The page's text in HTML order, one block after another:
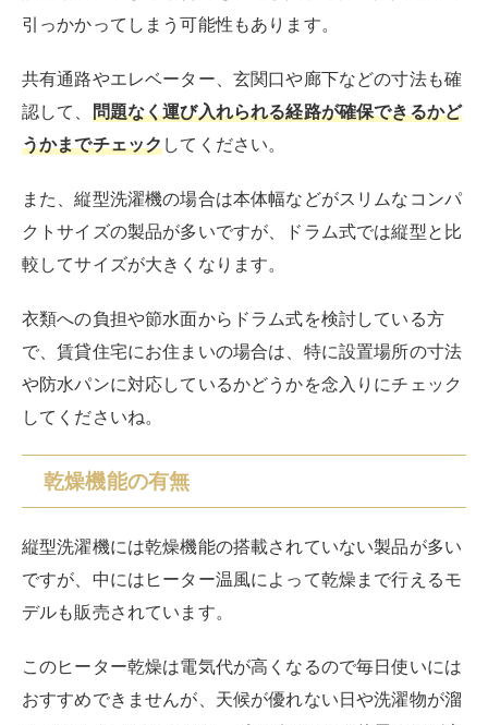
このヒーター乾燥は電気代が高くなるので毎日使いには
まってしまったときなど、ピンポイントで使用すれば光
熱費を抑えつつ洗濯効率をアップできます。
がおすすめです。
ドラム式のヒートポンプ乾燥方式では、縦型のヒーター
部屋干しがメインの場合は、簡易乾燥機能の付いた洗濯
機を選ぶ と、干し時間を短縮して生乾きの嫌なニオイを
軽減できますよ。
簡易乾燥では、洗濯槽を高速で回転させて大量の風を取
り込み、衣類の水分を飛ばしてくれます。
ヒーター乾燥とは異なり温風を発生させないので、電気
代がかさむ心配もありません。
集合住宅にお住まいで、深夜や早朝帯に洗濯機を回す生